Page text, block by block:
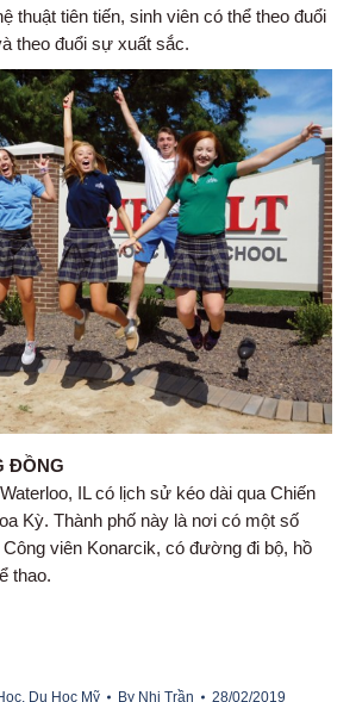
thuật tiên tiến, sinh viên có thể theo đuổi
theo đuổi sự xuất sắc.
ĐỒNG
IL có lịch sử kéo dài qua Chiến
Kỳ. Thành phố này là nơi có một số
viên Konarcik, có đường đi bộ, hồ
thao.
, Du Học Mỹ By Nhi Trần 28/02/2019